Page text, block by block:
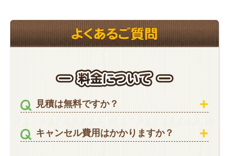
見積は無料ですか？
キャンセル費用はかかりますか？